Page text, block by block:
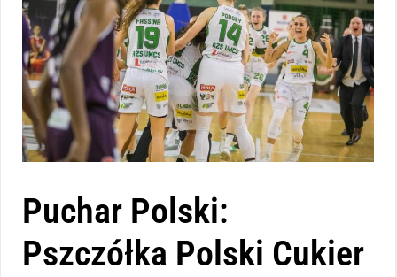
Puchar Polski:
Pszczółka Polski Cukier